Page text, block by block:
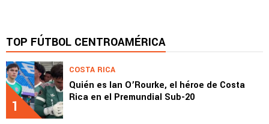
TOP FÚTBOL CENTROAMÉRICA
1
COSTA RICA
Quién es Ian O’Rourke, el héroe de Costa
Rica en el Premundial Sub-20